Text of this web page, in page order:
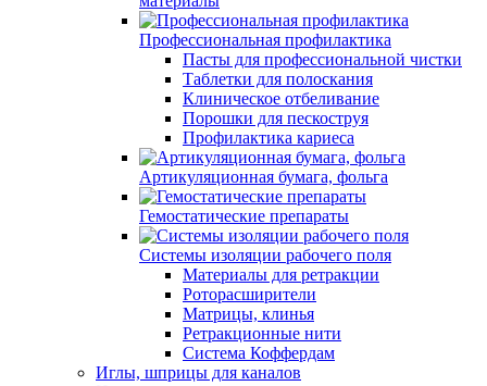
Профессиональная профилактика
Пасты для профессиональной чистки
Таблетки для полоскания
Клиническое отбеливание
Порошки для пескоструя
Профилактика кариеса
Артикуляционная бумага, фольга
Гемостатические препараты
Системы изоляции рабочего поля
Материалы для ретракции
Роторасширители
Матрицы, клинья
Ретракционные нити
Система Коффердам
Иглы, шприцы для каналов